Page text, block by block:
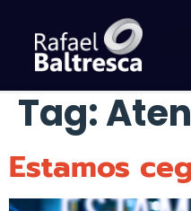
Tag:
Estamos